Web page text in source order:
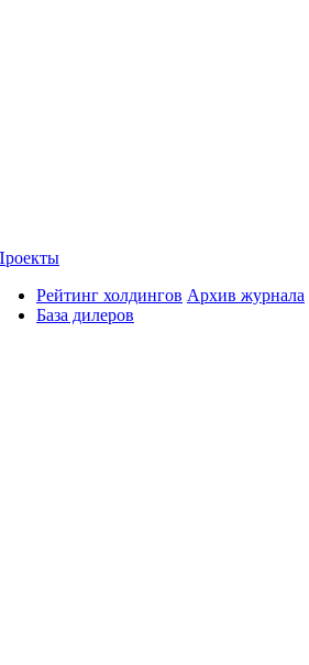
Рейтинг холдингов
База дилеров
Архив журнала